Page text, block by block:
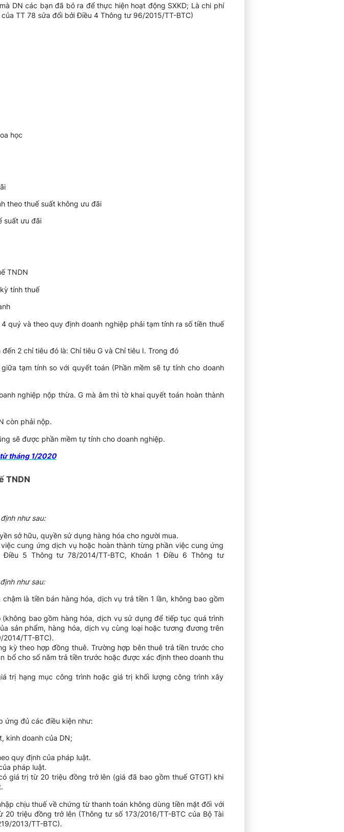
DN các bạn đã bỏ ra để thực hiện hoạt động SXKD; Là chi phí
TT 78 sửa đổi bởi Điều 4 Thông tư 96/2015/TT-BTC)
học
theo thuế suất không ưu đãi
suất ưu đãi
TNDN
tính thuế
quý và theo quy định doanh nghiệp phải tạm tính ra số tiền thuế
2 chỉ tiêu đó là: Chỉ tiêu G và Chỉ tiêu I. Trong đó
tạm tính so với quyết toán (Phần mềm sẽ tự tính cho doanh
nghiệp nộp thừa. G mà âm thì tờ khai quyết toán hoàn thành
còn phải nộp.
sẽ được phần mềm tự tính cho doanh nghiệp.
tháng 1/2020
TNDN
như sau:
sở hữu, quyền sử dụng hàng hóa cho người mua.
cung ứng dịch vụ hoặc hoàn thành từng phần việc cung ứng
5 Thông tư 78/2014/TT-BTC, Khoản 1 Điều 6 Thông tư
như sau:
là tiền bán hàng hóa, dịch vụ trả tiền 1 lần, không bao gồm
bao gồm hàng hóa, dịch vụ sử dụng để tiếp tục quá trình
sản phẩm, hàng hóa, dịch vụ cùng loại hoặc tương đương trên
2014/TT-BTC).
kỳ theo hợp đồng thuê. Trường hợp bên thuê trả tiền trước cho
bổ cho số năm trả tiền trước hoặc được xác định theo doanh thu
trị hạng mục công trình hoặc giá trị khối lượng công trình xây
ứng đủ các điều kiện như:
kinh doanh của DN;
quy định của pháp luật.
pháp luật.
giá trị từ 20 triệu đồng trở lên (giá đã bao gồm thuế GTGT) khi
chịu thuế về chứng từ thanh toán không dùng tiền mặt đối với
triệu đồng trở lên (Thông tư số 173/2016/TT-BTC của Bộ Tài
2013/TT-BTC).